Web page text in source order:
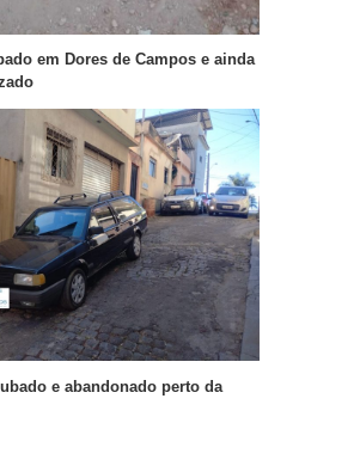
em Dores de Campos e ainda
e abandonado perto da